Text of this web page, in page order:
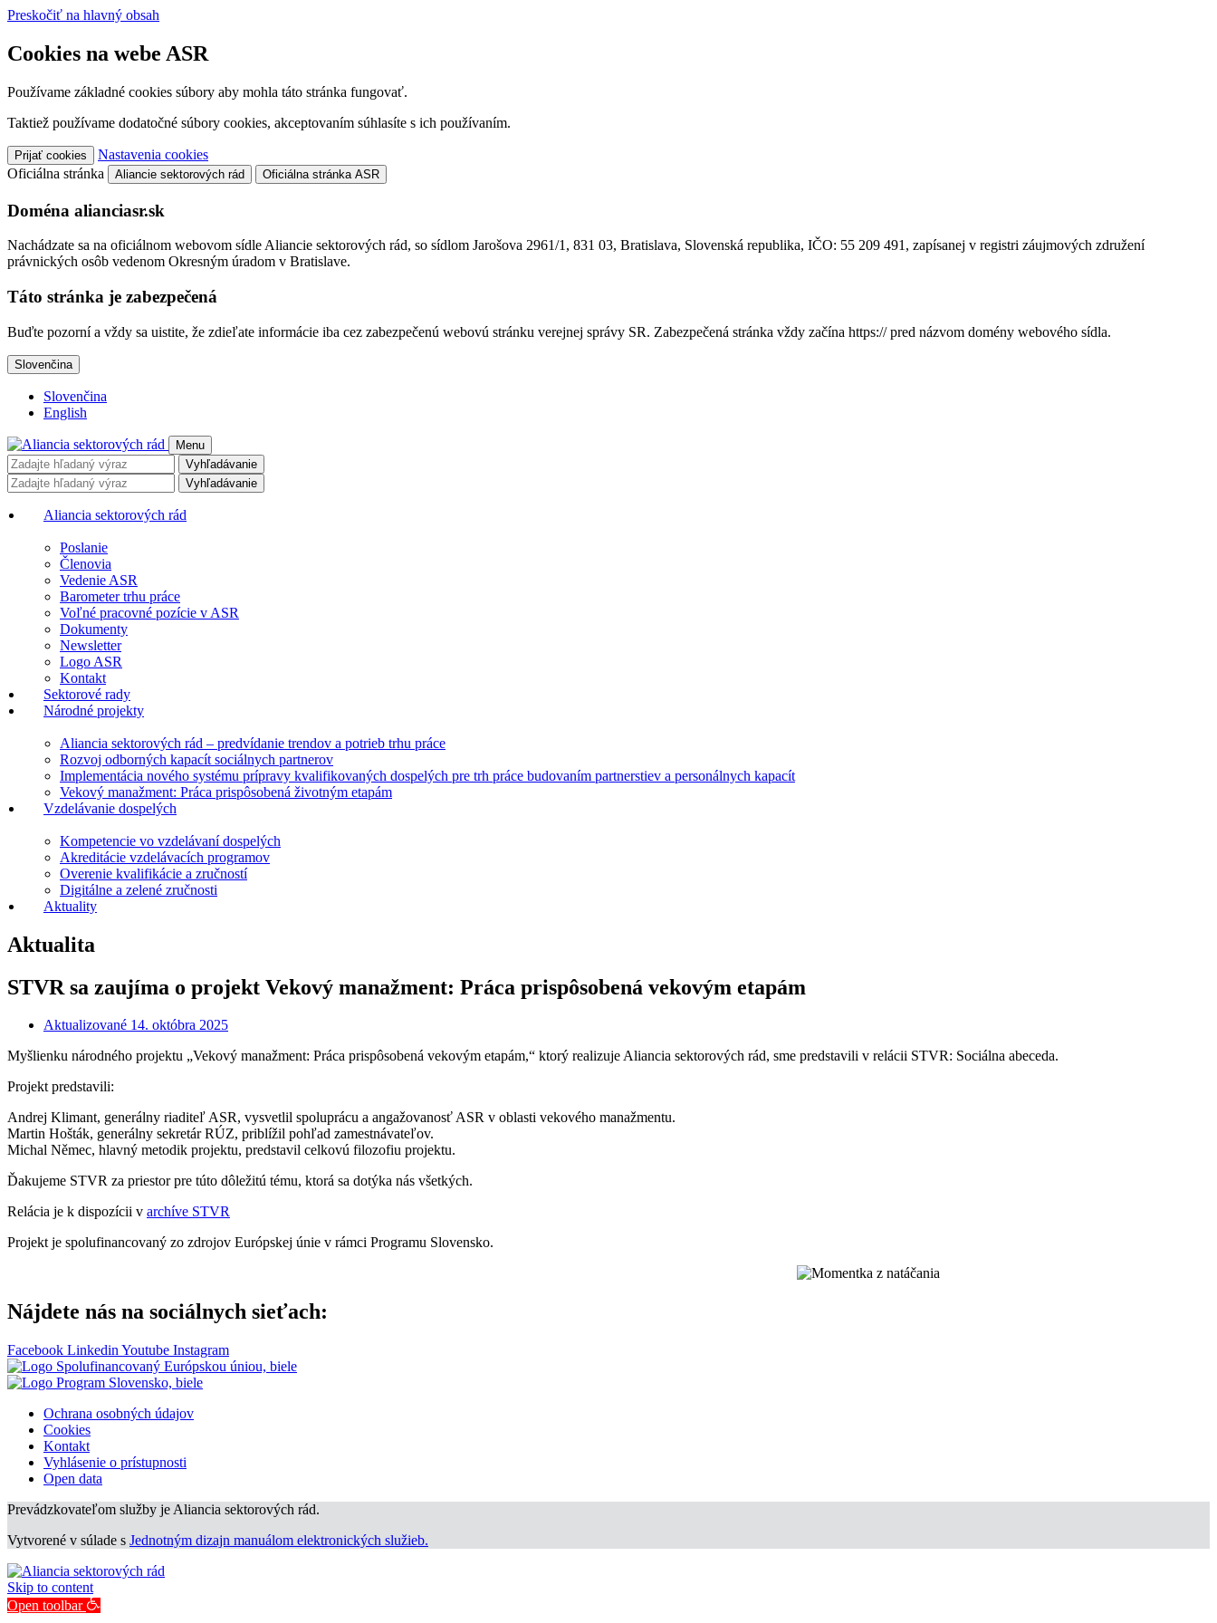
Preskočiť na hlavný obsah
Cookies na webe ASR
Používame základné cookies súbory aby mohla táto stránka fungovať.
Taktiež používame dodatočné súbory cookies, akceptovaním súhlasíte s ich používaním.
Prijať cookies
Nastavenia cookies
Oficiálna stránka
Aliancie sektorových rád Oficiálna stránka ASR
Doména alianciasr.sk
Nachádzate sa na oficiálnom webovom sídle Aliancie sektorových rád, so sídlom Jarošova 2961/1, 831 03, Bratislava, Slovenská republika, IČO: 55 209 491, zapísanej v registri záujmových združení
právnických osôb vedenom Okresným úradom v Bratislave.
Táto stránka je zabezpečená
Buďte pozorní a vždy sa uistite, že zdieľate informácie iba cez zabezpečenú webovú stránku verejnej správy SR. Zabezpečená stránka vždy začína https:// pred názvom domény webového sídla.
Slovenčina
Slovenčina
English
Menu
Vyhľadávanie
Vyhľadávanie
Aliancia sektorových rád
Poslanie
Členovia
Vedenie ASR
Barometer trhu práce
Voľné pracovné pozície v ASR
Dokumenty
Newsletter
Logo ASR
Kontakt
Sektorové rady
Národné projekty
Aliancia sektorových rád – predvídanie trendov a potrieb trhu práce
Rozvoj odborných kapacít sociálnych partnerov
Implementácia nového systému prípravy kvalifikovaných dospelých pre trh práce budovaním partnerstiev a personálnych kapacít
Vekový manažment: Práca prispôsobená životným etapám
Vzdelávanie dospelých
Kompetencie vo vzdelávaní dospelých
Akreditácie vzdelávacích programov
Overenie kvalifikácie a zručností
Digitálne a zelené zručnosti
Aktuality
Aktualita
STVR sa zaujíma o projekt Vekový manažment: Práca prispôsobená vekovým etapám
Aktualizované 14. októbra 2025
Myšlienku národného projektu „Vekový manažment: Práca prispôsobená vekovým etapám,“ ktorý realizuje Aliancia sektorových rád, sme predstavili v relácii STVR: Sociálna abeceda.
Projekt predstavili:
Andrej Klimant, generálny riaditeľ ASR, vysvetlil spoluprácu a angažovanosť ASR v oblasti vekového manažmentu.
Martin Hošták, generálny sekretár RÚZ, priblížil pohľad zamestnávateľov.
Michal Němec, hlavný metodik projektu, predstavil celkovú filozofiu projektu.
Ďakujeme STVR za priestor pre túto dôležitú tému, ktorá sa dotýka nás všetkých.
Relácia je k dispozícii v archíve STVR
Projekt je spolufinancovaný zo zdrojov Európskej únie v rámci Programu Slovensko.
Nájdete nás na sociálnych sieťach:
Facebook Linkedin Youtube Instagram
Ochrana osobných údajov
Cookies
Kontakt
Vyhlásenie o prístupnosti
Open data
Prevádzkovateľom služby je Aliancia sektorových rád.
Vytvorené v súlade s Jednotným dizajn manuálom elektronických služieb.
Skip to content
Open toolbar